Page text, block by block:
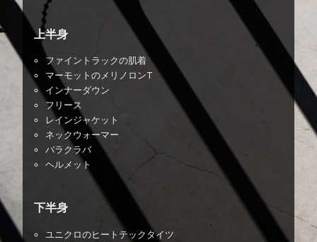
上半身
ファイントラックの肌着
マーモットのメリノロンT
インナーダウン
フリース
レインジャケット
ネックウォーマー
バラクラバ
ヘルメット
下半身
ユニクロのヒートテックタイツ